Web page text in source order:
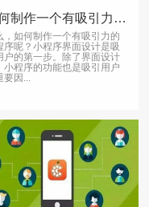
如何制作一个有吸引力的小程序-制作方法
，如何制作一个有吸引力的
序呢？小程序界面设计是吸
户的第一步。除了界面设计
小程序的功能也是吸引用户
因...